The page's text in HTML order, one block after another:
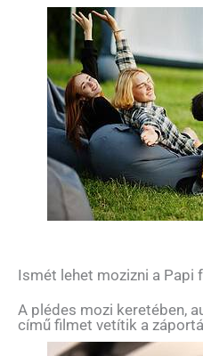
Ismét lehet mozizni a Papi
A plédes mozi keretében,
című filmet vetítik a